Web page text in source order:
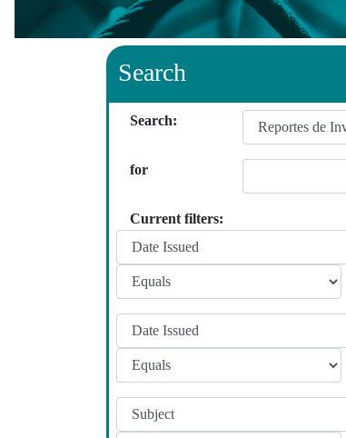
Search
Search:
for
Current filters: